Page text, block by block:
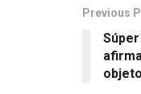
Previous